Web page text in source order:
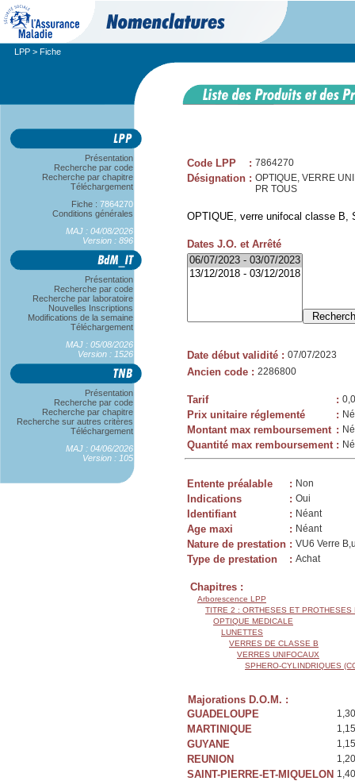
LPP > Fiche
Présentation
Recherche par code
Recherche par chapitre
Téléchargement
Fiche : 7864270
Conditions générales
MAJ : 04/08/2026
Version : 896
Présentation
Recherche par code
Recherche par laboratoire
Nouvelles Inscriptions
Modifications de la semaine
Téléchargement
MAJ : 05/08/2026
Version : 1526
Présentation
Recherche par code
Recherche par chapitre
Recherche sur autres critères
Téléchargement
MAJ : 04/06/2026
Version : 105
Code LPP : 7864270
Désignation : OPTIQUE, VERRE
PR TOUS
OPTIQUE, verre unifocal classe B,
Dates J.O. et Arrêté
Date début validité : 07/07/2023
Ancien code : 2286800
Tarif :
Prix unitaire réglementé :
Montant max remboursement :
Quantité max remboursement :
Entente préalable : Non
Indications : Oui
Identifiant : Néant
Age maxi : Néant
Nature de prestation : VU6 Verre
Type de prestation : Achat
Chapitres :
Arborescence LPP
TITRE 2 : ORTHESES ET PROTHESES
OPTIQUE MEDICALE
LUNETTES
VERRES DE CLASSE B
VERRES UNIFOCAUX
SPHERO-CYLINDRIQUES
Majorations D.O.M. :
GUADELOUPE
MARTINIQUE
GUYANE
REUNION
SAINT-PIERRE-ET-MIQUELON